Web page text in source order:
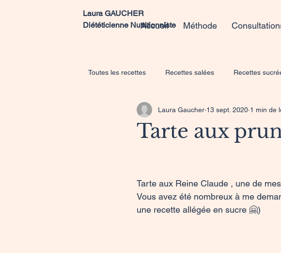
Laura GAUCHER
Diététicienne Nutritionniste
Accueil Méthode
Toutes les recettes Recettes salées Recettes
Tarte aux
Laura Gaucher 13 sept. 2020 1 min de
Tarte aux Reine Claude , une de
Vous avez été nombreux à me
une recette allégée en sucre 🤗)